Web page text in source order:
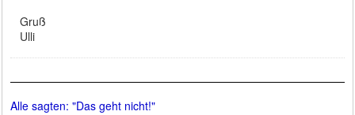
Gruß
Ulli
Alle sagten: "Das geht nicht!"